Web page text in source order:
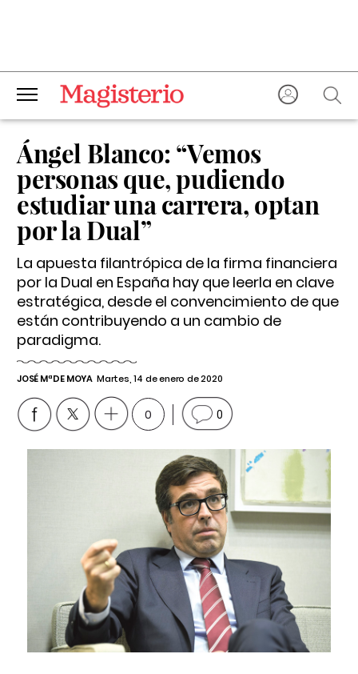
Ángel Blanco: “Vemos
personas que, pudiendo
estudiar una carrera, optan
por la Dual”
La apuesta filantrópica de la firma financiera
por la Dual en España hay que leerla en clave
estratégica, desde el convencimiento de que
están contribuyendo a un cambio de
paradigma.
JOSÉ Mª DE MOYA Martes, 14 de enero de 2020
0 0